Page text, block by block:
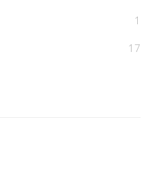
1
17